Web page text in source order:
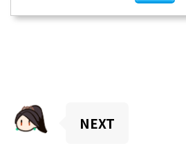
NEXT